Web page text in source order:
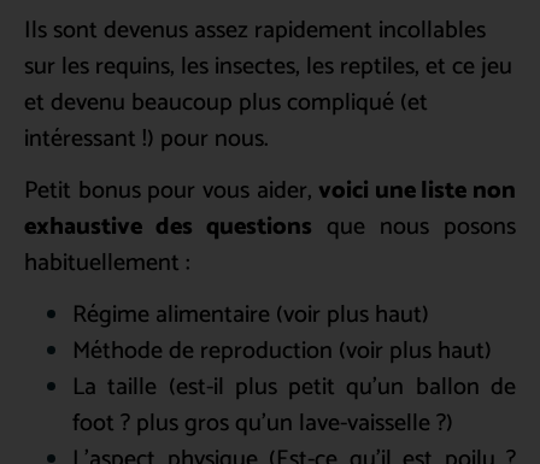
Ils sont devenus assez rapidement incollables
sur les requins, les insectes, les reptiles, et ce jeu
et devenu beaucoup plus compliqué (et
intéressant !) pour nous.
Petit bonus pour vous aider, voici une liste non
exhaustive des questions que nous posons
habituellement :
Régime alimentaire (voir plus haut)
Méthode de reproduction (voir plus haut)
La taille (est-il plus petit qu’un ballon de
foot ? plus gros qu’un lave-vaisselle ?)